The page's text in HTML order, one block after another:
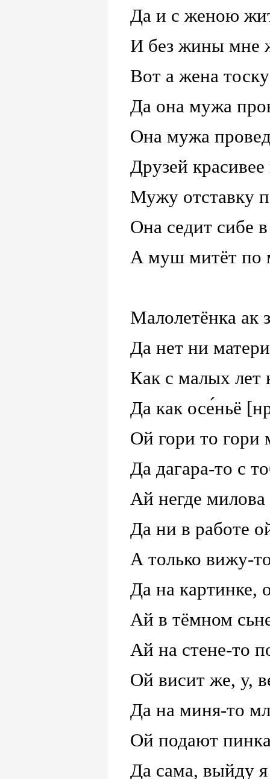
Да и с женою
И без жины мне
Вот а жена
Да она мужа
Она мужа
Друзей красивее
Мужу отставку
Она седит сибе в
А муш митёт по
Малолетёнка ак
Да нет ни
Как с малых лет
Да как осе́ньё
Ой гори то гори
Да дагара-то с
Ай негде
Да ни в работе
А только вижу-
Да на картинке,
Ай в тёмном c
Ай на стене-то
Ой висит же, у,
Да на миня-то
Ой подают
Да сама, выйду